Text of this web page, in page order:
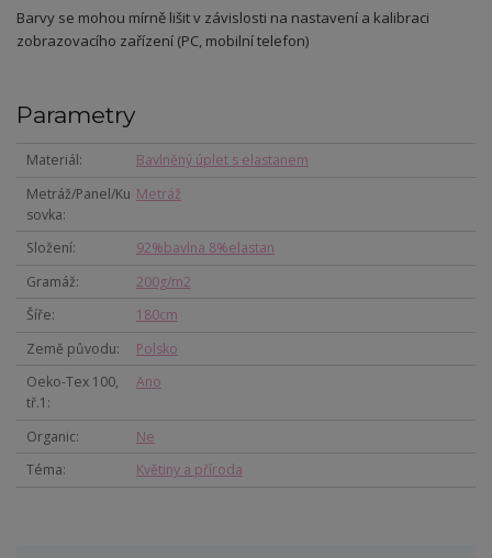
Barvy se mohou mírně lišit v závislosti na nastavení a kalibraci
zobrazovacího zařízení (PC, mobilní telefon)
Parametry
Materiál
Bavlněný úplet s elastanem
Metráž/Panel/Ku
sovka
Metráž
Složení
92%bavlna 8%elastan
Gramáž
200g/m2
Šíře
180cm
Země původu
Polsko
Oeko-Tex 100,
tř.1
Ano
Organic
Ne
Téma
Květiny a příroda